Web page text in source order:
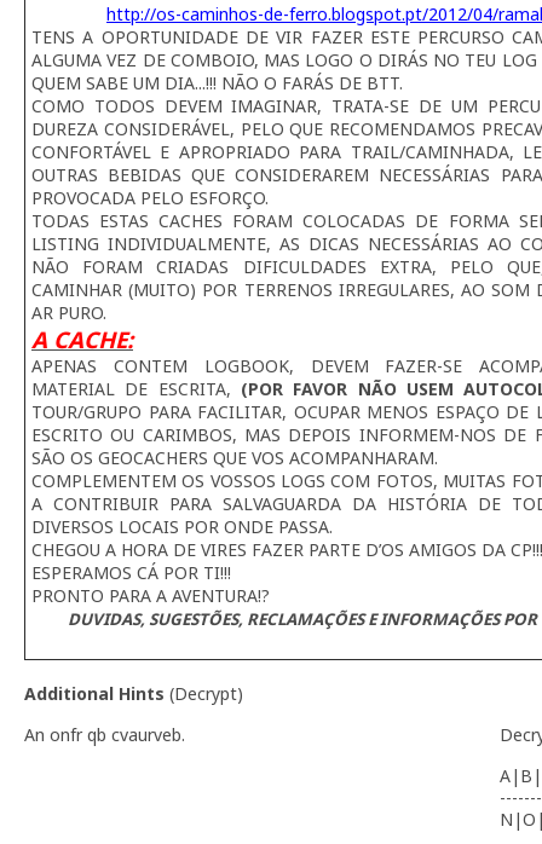
http://os-caminhos-de-ferro.blogspot.pt/2012/04/
TENS A OPORTUNIDADE DE VIR FAZER ESTE PERCURSO
ALGUMA VEZ DE COMBOIO, MAS LOGO O DIRÁS NO TEU LOG
QUEM SABE UM DIA...!!! NÃO O FARÁS DE BTT.
COMO TODOS DEVEM IMAGINAR, TRATA-SE DE UM
DUREZA CONSIDERÁVEL, PELO QUE RECOMENDAMOS
CONFORTÁVEL E APROPRIADO PARA TRAIL/CAMINHADA,
OUTRAS BEBIDAS QUE CONSIDERAREM NECESSÁRIAS
PROVOCADA PELO ESFORÇO.
TODAS ESTAS CACHES FORAM COLOCADAS DE FORMA
LISTING INDIVIDUALMENTE, AS DICAS NECESSÁRIAS AO
NÃO FORAM CRIADAS DIFICULDADES EXTRA, PELO
CAMINHAR (MUITO) POR TERRENOS IRREGULARES, AO
AR PURO.
A CACHE:
APENAS CONTEM LOGBOOK, DEVEM FAZER-SE
MATERIAL DE ESCRITA, (POR FAVOR NÃO USEM
TOUR/GRUPO PARA FACILITAR, OCUPAR MENOS ESPAÇO
ESCRITO OU CARIMBOS, MAS DEPOIS INFORMEM-NOS DE
SÃO OS GEOCACHERS QUE VOS ACOMPANHARAM.
COMPLEMENTEM OS VOSSOS LOGS COM FOTOS, MUITAS
A CONTRIBUIR PARA SALVAGUARDA DA HISTÓRIA DE
DIVERSOS LOCAIS POR ONDE PASSA.
CHEGOU A HORA DE VIRES FAZER PARTE D’OS AMIGOS DA CP!!!
ESPERAMOS CÁ POR TI!!!
PRONTO PARA A AVENTURA!?
DUVIDAS, SUGESTÕES, RECLAMAÇÕES E INFORMAÇÕES
Additional Hints (Decrypt)
An onfr qb cvaurveb.